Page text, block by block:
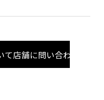
店舗に問い合わせる